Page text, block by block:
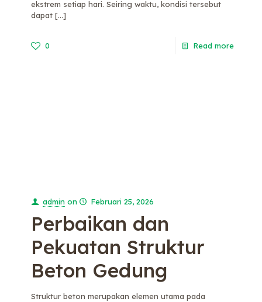
ekstrem setiap hari. Seiring waktu, kondisi tersebut
dapat […]
0 Read more
admin on Februari 25, 2026
Perbaikan dan
Pekuatan Struktur
Beton Gedung
Struktur beton merupakan elemen utama pada